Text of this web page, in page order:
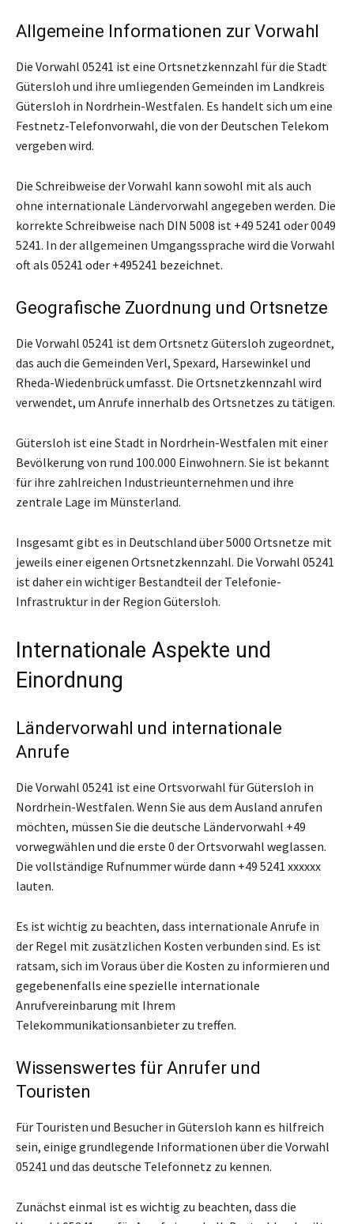
Allgemeine Informationen zur Vorwahl
Die Vorwahl 05241 ist eine Ortsnetzkennzahl für die Stadt
Gütersloh und ihre umliegenden Gemeinden im Landkreis
Gütersloh in Nordrhein-Westfalen. Es handelt sich um eine
Festnetz-Telefonvorwahl, die von der Deutschen Telekom
vergeben wird.
Die Schreibweise der Vorwahl kann sowohl mit als auch
ohne internationale Ländervorwahl angegeben werden. Die
korrekte Schreibweise nach DIN 5008 ist +49 5241 oder 0049
5241. In der allgemeinen Umgangssprache wird die Vorwahl
oft als 05241 oder +495241 bezeichnet.
Geografische Zuordnung und Ortsnetze
Die Vorwahl 05241 ist dem Ortsnetz Gütersloh zugeordnet,
das auch die Gemeinden Verl, Spexard, Harsewinkel und
Rheda-Wiedenbrück umfasst. Die Ortsnetzkennzahl wird
verwendet, um Anrufe innerhalb des Ortsnetzes zu tätigen.
Gütersloh ist eine Stadt in Nordrhein-Westfalen mit einer
Bevölkerung von rund 100.000 Einwohnern. Sie ist bekannt
für ihre zahlreichen Industrieunternehmen und ihre
zentrale Lage im Münsterland.
Insgesamt gibt es in Deutschland über 5000 Ortsnetze mit
jeweils einer eigenen Ortsnetzkennzahl. Die Vorwahl 05241
ist daher ein wichtiger Bestandteil der Telefonie-
Infrastruktur in der Region Gütersloh.
Internationale Aspekte und
Einordnung
Ländervorwahl und internationale
Anrufe
Die Vorwahl 05241 ist eine Ortsvorwahl für Gütersloh in
Nordrhein-Westfalen. Wenn Sie aus dem Ausland anrufen
möchten, müssen Sie die deutsche Ländervorwahl +49
vorwegwählen und die erste 0 der Ortsvorwahl weglassen.
Die vollständige Rufnummer würde dann +49 5241 xxxxxx
lauten.
Es ist wichtig zu beachten, dass internationale Anrufe in
der Regel mit zusätzlichen Kosten verbunden sind. Es ist
ratsam, sich im Voraus über die Kosten zu informieren und
gegebenenfalls eine spezielle internationale
Anrufvereinbarung mit Ihrem
Telekommunikationsanbieter zu treffen.
Wissenswertes für Anrufer und
Touristen
Für Touristen und Besucher in Gütersloh kann es hilfreich
sein, einige grundlegende Informationen über die Vorwahl
05241 und das deutsche Telefonnetz zu kennen.
Zunächst einmal ist es wichtig zu beachten, dass die